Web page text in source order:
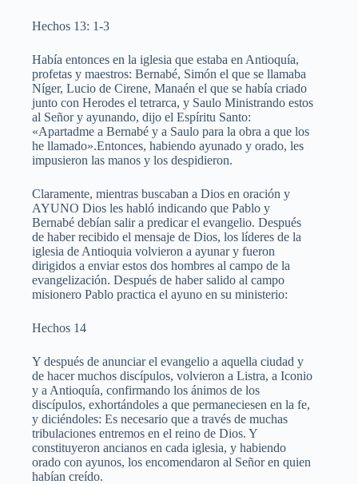
Hechos 13: 1-3
Había entonces en la iglesia que estaba en Antioquía,
profetas y maestros: Bernabé, Simón el que se llamaba
Níger, Lucio de Cirene, Manaén el que se había criado
junto con Herodes el tetrarca, y Saulo Ministrando estos
al Señor y ayunando, dijo el Espíritu Santo:
«Apartadme a Bernabé y a Saulo para la obra a que los
he llamado».Entonces, habiendo ayunado y orado, les
impusieron las manos y los despidieron.
Claramente, mientras buscaban a Dios en oración y
AYUNO Dios les habló indicando que Pablo y
Bernabé debían salir a predicar el evangelio. Después
de haber recibido el mensaje de Dios, los líderes de la
iglesia de Antioquia volvieron a ayunar y fueron
dirigidos a enviar estos dos hombres al campo de la
evangelización. Después de haber salido al campo
misionero Pablo practica el ayuno en su ministerio:
Hechos 14
Y después de anunciar el evangelio a aquella ciudad y
de hacer muchos discípulos, volvieron a Listra, a Iconio
y a Antioquía, confirmando los ánimos de los
discípulos, exhortándoles a que permaneciesen en la fe,
y diciéndoles: Es necesario que a través de muchas
tribulaciones entremos en el reino de Dios. Y
constituyeron ancianos en cada iglesia, y habiendo
orado con ayunos, los encomendaron al Señor en quien
habían creído.